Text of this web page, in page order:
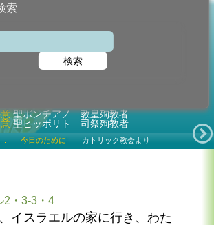
索
検索
第19火曜日
聖ポンチアノ 教皇殉教者
聖ヒッポリト 司祭殉教者
今日のために! カトリック教会より
2・3-3・4
イスラエルの家に行き、わた